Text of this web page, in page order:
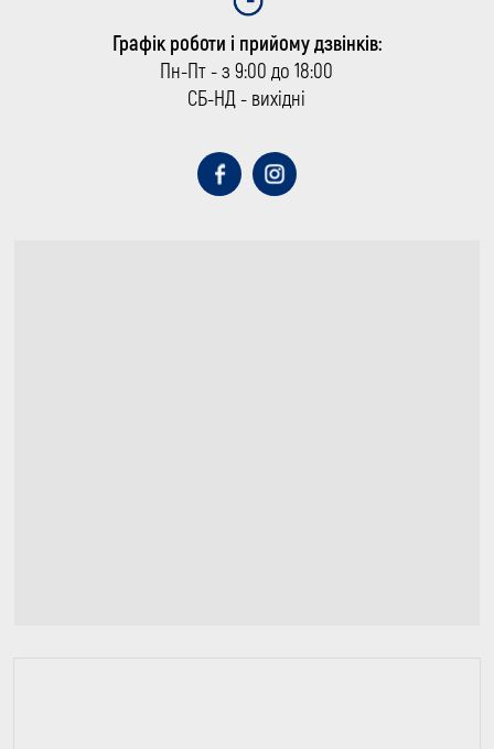
Графік роботи і прийому дзвінків:
Пн-Пт - з 9:00 до 18:00
СБ-НД - вихідні